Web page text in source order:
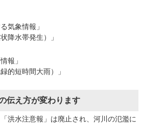
気象情報」
降水帯発生）」
報」
的短時間大雨）」
伝え方が変わります
洪水注意報」は廃止され、河川の氾濫に